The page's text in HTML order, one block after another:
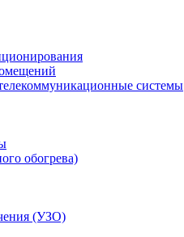
системы
обогрева)
(УЗО)